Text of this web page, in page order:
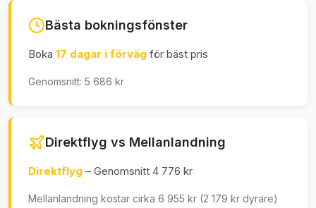
Bästa bokningsfönster
Boka 17 dagar i förväg för bäst pris
Genomsnitt: 5 686 kr
Direktflyg vs Mellanlandning
Direktflyg – Genomsnitt 4 776 kr
Mellanlandning kostar cirka 6 955 kr (2 179 kr dyrare)